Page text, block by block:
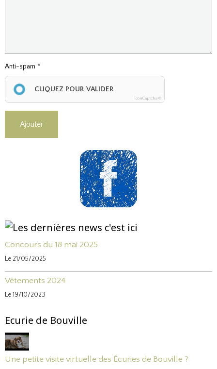
Anti-spam
CLIQUEZ POUR VALIDER
IconCaptcha ©
Ajouter
Concours du 18 mai 2025
Le 21/05/2025
Vêtements 2024
Le 19/10/2023
Ecurie de Bouville
Une petite visite virtuelle des Écuries de Bouville ?